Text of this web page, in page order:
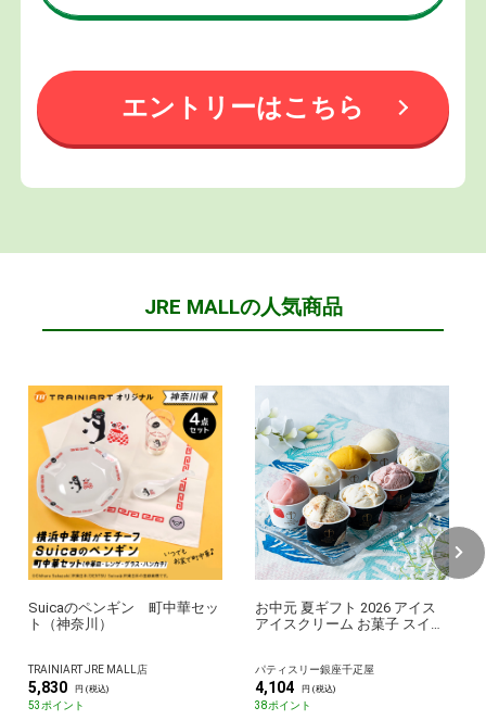
エントリーはこちら
JRE MALLの人気商品
Suicaのペンギン 町中華セッ
ト（神奈川）
TRAINIART JRE MALL店
5,830 円 (税込)
53ポイント
お中元 夏ギフト 2026 アイス
アイスクリーム お菓子 スイー
ミアムアイス＆ソルベ8個
パティスリー銀座千疋屋
4,104 円 (税込)
38ポイント